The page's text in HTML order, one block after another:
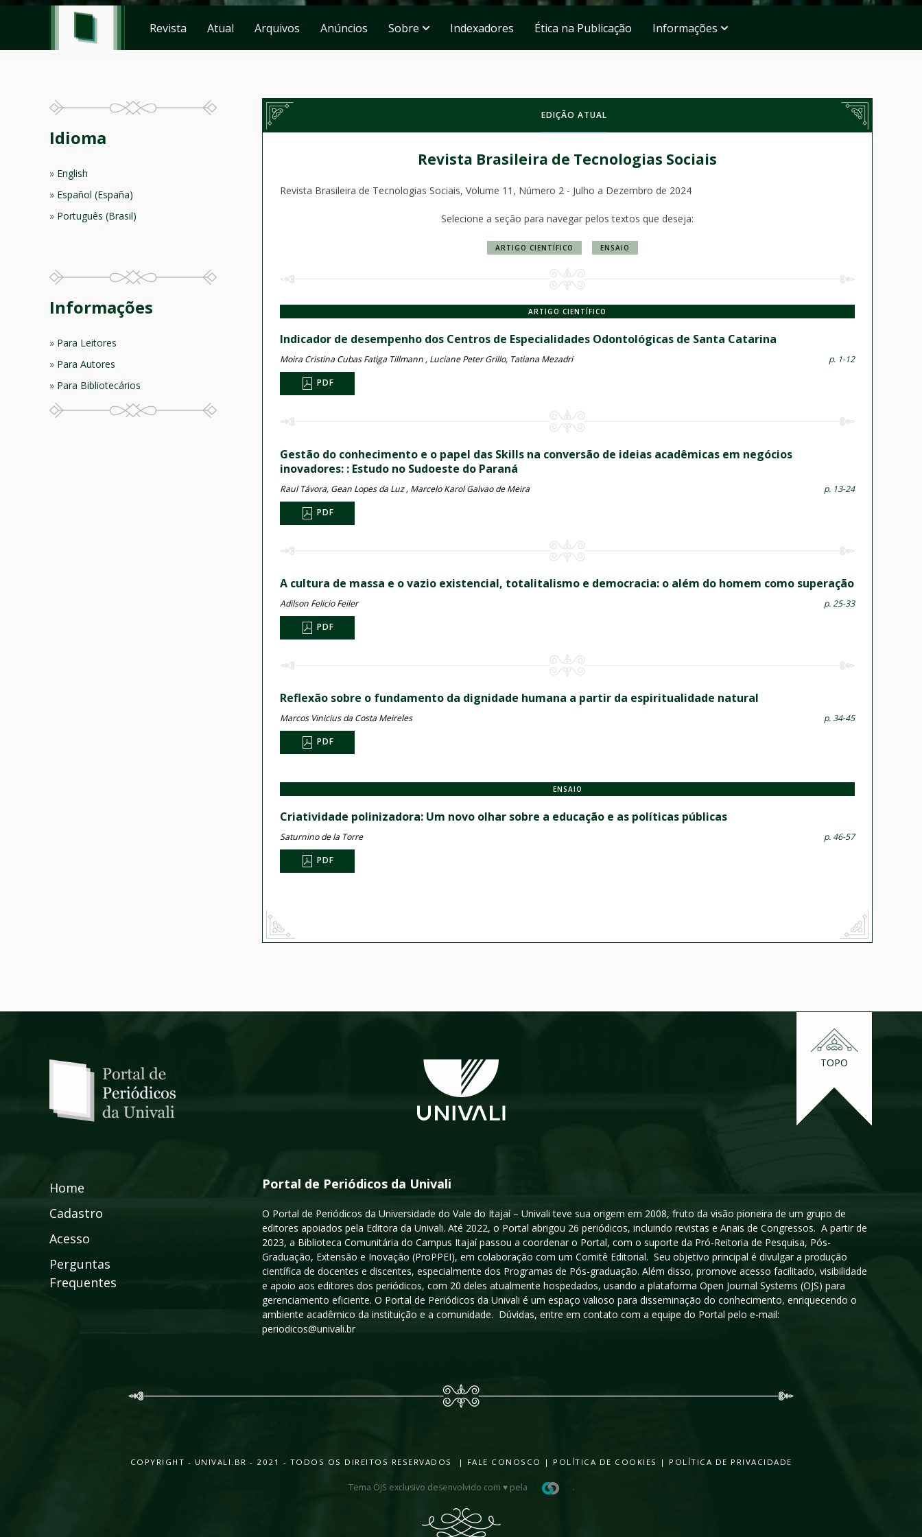
Revista Atual Arquivos Anúncios Sobre Indexadores Ética na Publicação Informações
EDIÇÃO ATUAL
Revista Brasileira de Tecnologias Sociais
Revista Brasileira de Tecnologias Sociais, Volume 11, Número 2 - Julho a Dezembro de 2024
Selecione a seção para navegar pelos textos que deseja:
ARTIGO CIENTÍFICO ENSAIO
ARTIGO CIENTÍFICO
Indicador de desempenho dos Centros de Especialidades Odontológicas de Santa Catarina
Moira Cristina Cubas Fatiga Tillmann , Luciane Peter Grillo, Tatiana Mezadri p. 1-12
PDF
Gestão do conhecimento e o papel das Skills na conversão de ideias acadêmicas em negócios
inovadores: : Estudo no Sudoeste do Paraná
Raul Távora, Gean Lopes da Luz , Marcelo Karol Galvao de Meira p. 13-24
PDF
A cultura de massa e o vazio existencial, totalitalismo e democracia: o além do homem como superação
Adilson Felicio Feiler p. 25-33
PDF
Reflexão sobre o fundamento da dignidade humana a partir da espiritualidade natural
Marcos Vinicius da Costa Meireles p. 34-45
PDF
ENSAIO
Criatividade polinizadora: Um novo olhar sobre a educação e as políticas públicas
Saturnino de la Torre p. 46-57
PDF
Idioma
English
Español (España)
Português (Brasil)
Informações
Para Leitores
Para Autores
Para Bibliotecários
TOPO
Home
Cadastro
Acesso
Perguntas
Frequentes
Portal de Periódicos da Univali
O Portal de Periódicos da Universidade do Vale do Itajaí – Univali teve sua origem em 2008, fruto da visão pioneira de um grupo de
editores apoiados pela Editora da Univali. Até 2022, o Portal abrigou 26 periódicos, incluindo revistas e Anais de Congressos. A partir de
2023, a Biblioteca Comunitária do Campus Itajaí passou a coordenar o Portal, com o suporte da Pró-Reitoria de Pesquisa, Pós-
Graduação, Extensão e Inovação (ProPPEI), em colaboração com um Comitê Editorial. Seu objetivo principal é divulgar a produção
científica de docentes e discentes, especialmente dos Programas de Pós-graduação. Além disso, promove acesso facilitado, visibilidade
e apoio aos editores dos periódicos, com 20 deles atualmente hospedados, usando a plataforma Open Journal Systems (OJS) para
gerenciamento eficiente. O Portal de Periódicos da Univali é um espaço valioso para disseminação do conhecimento, enriquecendo o
ambiente acadêmico da instituição e a comunidade. Dúvidas, entre em contato com a equipe do Portal pelo e-mail:
periodicos@univali.br
COPYRIGHT - UNIVALI.BR - 2021 - TODOS OS DIREITOS RESERVADOS | FALE CONOSCO | POLÍTICA DE COOKIES | POLÍTICA DE PRIVACIDADE
Tema OJS exclusivo desenvolvido com ♥ pela .